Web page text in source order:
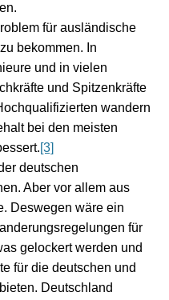
für ausländische
bekommen. In
und in vielen
und Spitzenkräfte
wandern
bei den meisten
[3]
deutschen
Aber vor allem aus
Deswegen wäre ein
für
gelockert werden und
für die deutschen und
Deutschland